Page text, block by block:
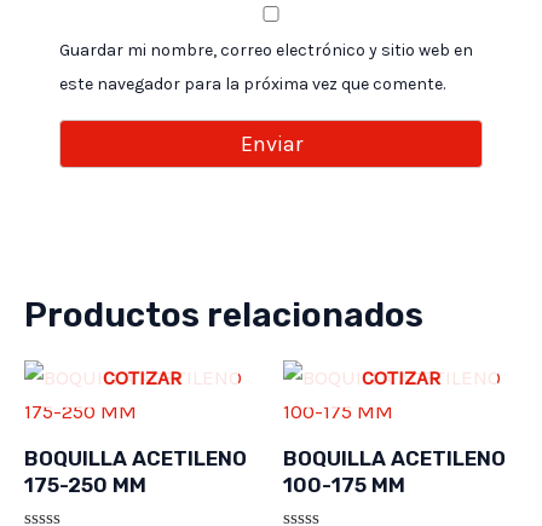
Guardar mi nombre, correo electrónico y sitio web en
este navegador para la próxima vez que comente.
Productos relacionados
COTIZAR
BOQUILLA ACETILENO
175-250 MM
COTIZAR
BOQUILLA ACETILENO
100-175 MM